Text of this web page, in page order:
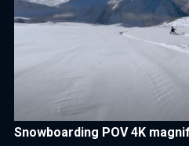
Snowboarding POV 4K